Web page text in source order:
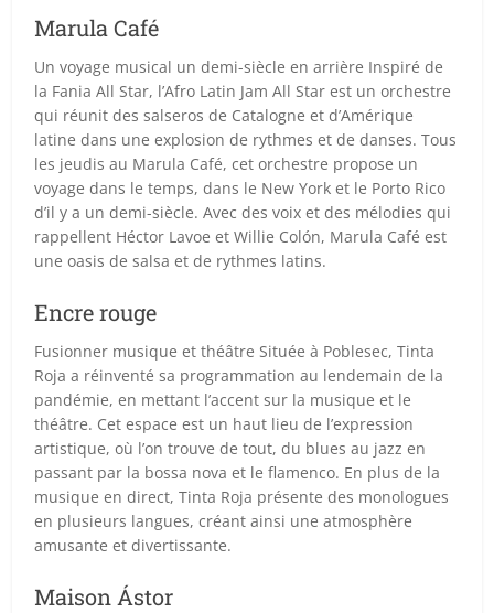
Marula Café
Un voyage musical un demi-siècle en arrière Inspiré de
la Fania All Star, l’Afro Latin Jam All Star est un orchestre
qui réunit des salseros de Catalogne et d’Amérique
latine dans une explosion de rythmes et de danses. Tous
les jeudis au Marula Café, cet orchestre propose un
voyage dans le temps, dans le New York et le Porto Rico
d’il y a un demi-siècle. Avec des voix et des mélodies qui
rappellent Héctor Lavoe et Willie Colón, Marula Café est
une oasis de salsa et de rythmes latins.
Encre rouge
Fusionner musique et théâtre Située à Poblesec, Tinta
Roja a réinventé sa programmation au lendemain de la
pandémie, en mettant l’accent sur la musique et le
théâtre. Cet espace est un haut lieu de l’expression
artistique, où l’on trouve de tout, du blues au jazz en
passant par la bossa nova et le flamenco. En plus de la
musique en direct, Tinta Roja présente des monologues
en plusieurs langues, créant ainsi une atmosphère
amusante et divertissante.
Maison Ástor